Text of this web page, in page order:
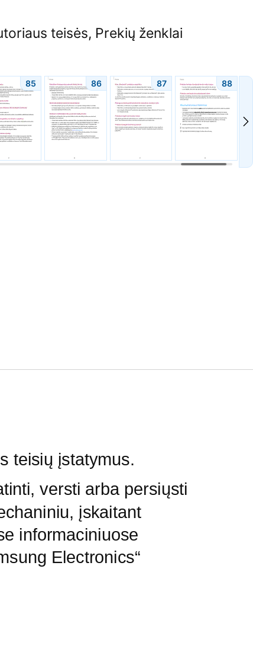
teisės, Prekių ženklai
85 86 87 88
teisių įstatymus.
versti arba persiųsti
įskaitant
informaciniuose
Electronics“